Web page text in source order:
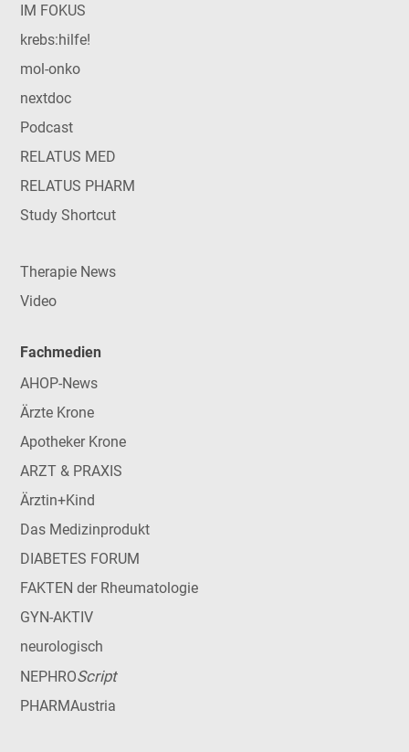
IM FOKUS
krebs:hilfe!
mol-onko
nextdoc
Podcast
RELATUS MED
RELATUS PHARM
Study Shortcut
Therapie News
Video
Fachmedien
AHOP-News
Ärzte Krone
Apotheker Krone
ARZT & PRAXIS
Ärztin+Kind
Das Medizinprodukt
DIABETES FORUM
FAKTEN der Rheumatologie
GYN-AKTIV
neurologisch
NEPHROScript
PHARMAustria